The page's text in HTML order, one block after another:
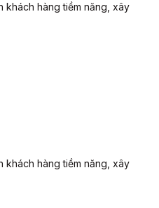
khách hàng tiềm năng, xây
khách hàng tiềm năng, xây